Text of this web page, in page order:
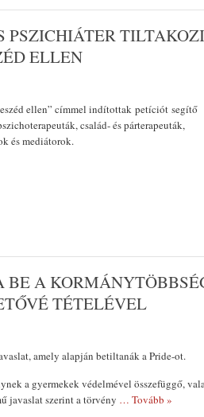
PSZICHIÁTER
ELLEN
ellen” címmel indítottak petíciót segítő
család- és párterapeuták,
és mediátorok.
BE A
TÉTELÉVEL
amely alapján betiltanák a Pride-ot.
a gyermekek védelmével összefüggő,
javaslat szerint a törvény … Tovább »